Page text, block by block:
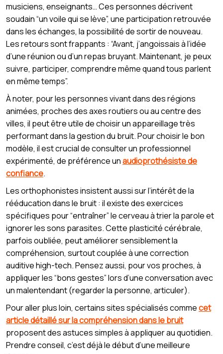
musiciens, enseignants… Ces personnes décrivent
soudain “un voile qui se lève”, une participation retrouvée
dans les échanges, la possibilité de sortir de nouveau.
Les retours sont frappants : “Avant, j’angoissais à l’idée
d’une réunion ou d’un repas bruyant. Maintenant, je peux
suivre, participer, comprendre même quand tous parlent
en même temps”.
À noter, pour les personnes vivant dans des régions
animées, proches des axes routiers ou au centre des
villes, il peut être utile de choisir un appareillage très
performant dans la gestion du bruit. Pour choisir le bon
modèle, il est crucial de consulter un professionnel
expérimenté, de préférence unaudioprothésiste de
confiance.
Les orthophonistes insistent aussi sur l’intérêt de la
rééducation dans le bruit : il existe des exercices
spécifiques pour “entraîner” le cerveau à trier la parole et
ignorer les sons parasites. Cette plasticité cérébrale,
parfois oubliée, peut améliorer sensiblement la
compréhension, surtout couplée à une correction
auditive high-tech. Pensez aussi, pour vos proches, à
appliquer les “bons gestes” lors d’une conversation avec
un malentendant (regarder la personne, articuler).
Pour aller plus loin, certains sites spécialisés commecet
article détaillé sur la compréhension dans le bruit
proposent des astuces simples à appliquer au quotidien.
Prendre conseil, c’est déjà le début d’une meilleure